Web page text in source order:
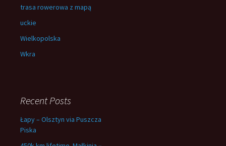
trasa rowerowa z mapą
uckie
Wielkopolska
Wkra
Recent Posts
Łapy – Olsztyn via Puszcza
Piska